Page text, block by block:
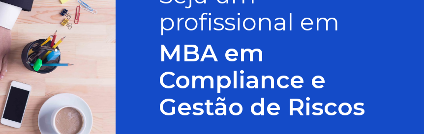
profissional em
MBA em
Compliance e
Gestão de Riscos